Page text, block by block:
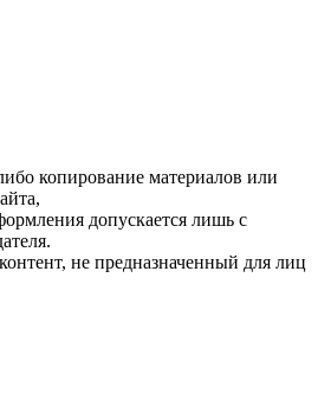
копирование материалов или
допускается лишь с
не предназначенный для лиц